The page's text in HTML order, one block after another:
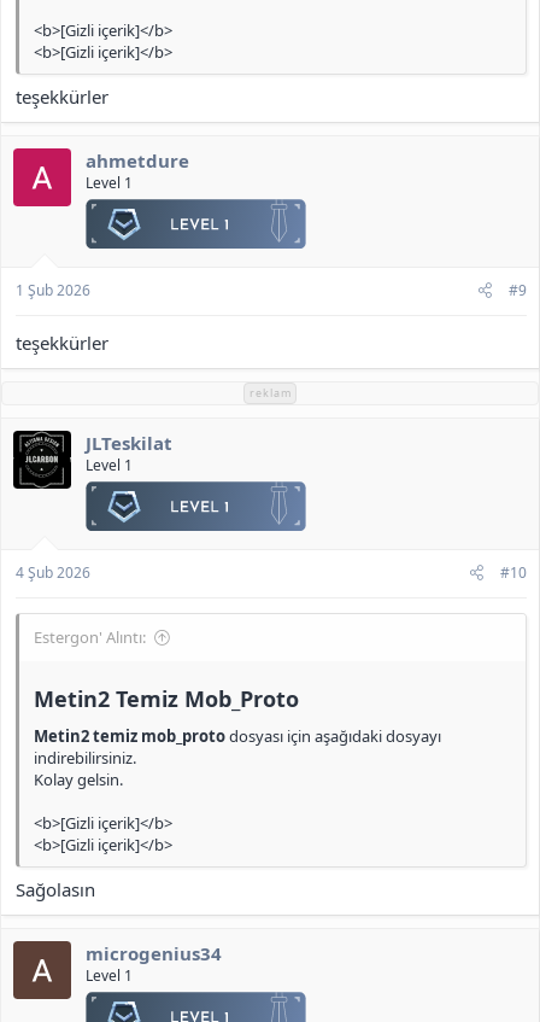
<b>[Gizli içerik]</b>
<b>[Gizli içerik]</b>
teşekkürler
ahmetdure
Level 1
1 Şub 2026 #9
teşekkürler
reklam
JLTeskilat
Level 1
4 Şub 2026 #10
Estergon' Alıntı:
Metin2 Temiz Mob_Proto​
Metin2 temiz mob_protodosyası için aşağıdaki dosyayı
indirebilirsiniz.
Kolay gelsin.
<b>[Gizli içerik]</b>
<b>[Gizli içerik]</b>
Sağolasın
microgenius34
Level 1